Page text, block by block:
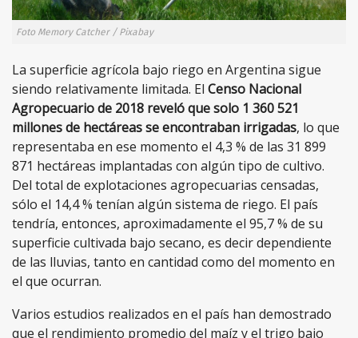
Foto Memory Catcher / Pixabay
La superficie agrícola bajo riego en Argentina sigue
siendo relativamente limitada. El Censo Nacional
Agropecuario de 2018 reveló que solo 1 360 521
millones de hectáreas se encontraban irrigadas, lo que
representaba en ese momento el 4,3 % de las 31 899
871 hectáreas implantadas con algún tipo de cultivo.
Del total de explotaciones agropecuarias censadas,
sólo el 14,4 % tenían algún sistema de riego. El país
tendría, entonces, aproximadamente el 95,7 % de su
superficie cultivada bajo secano, es decir dependiente
de las lluvias, tanto en cantidad como del momento en
el que ocurran.
Varios estudios realizados en el país han demostrado
que el rendimiento promedio del maíz y el trigo bajo